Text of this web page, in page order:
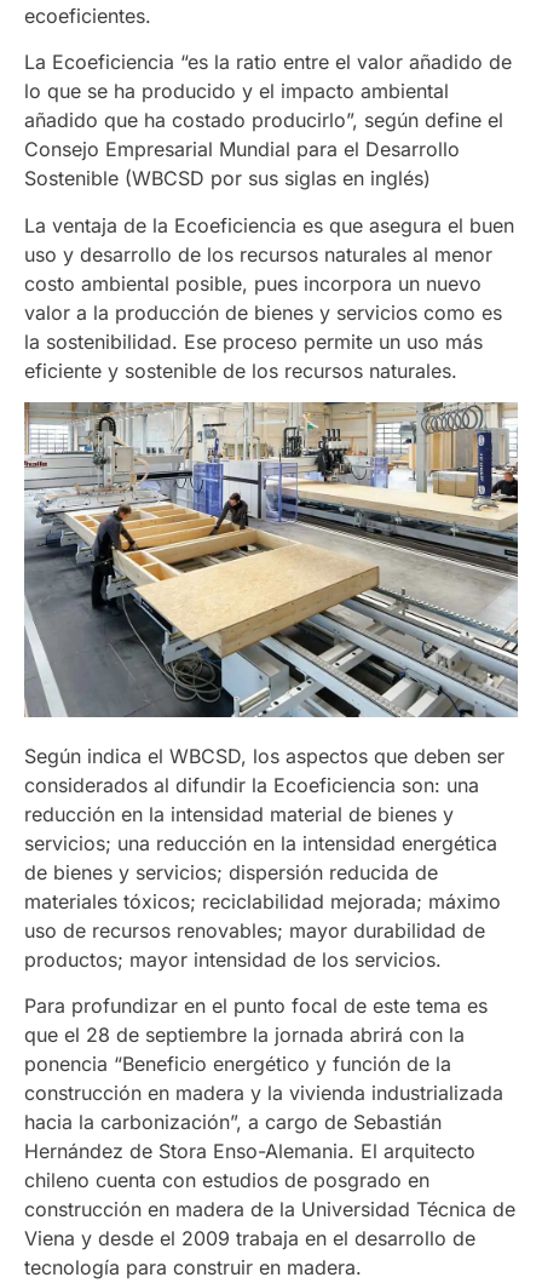
ecoeficientes.
La Ecoeficiencia “es la ratio entre el valor añadido de
lo que se ha producido y el impacto ambiental
añadido que ha costado producirlo”, según define el
Consejo Empresarial Mundial para el Desarrollo
Sostenible (WBCSD por sus siglas en inglés)
La ventaja de la Ecoeficiencia es que asegura el buen
uso y desarrollo de los recursos naturales al menor
costo ambiental posible, pues incorpora un nuevo
valor a la producción de bienes y servicios como es
la sostenibilidad. Ese proceso permite un uso más
eficiente y sostenible de los recursos naturales.
Según indica el WBCSD, los aspectos que deben ser
considerados al difundir la Ecoeficiencia son: una
reducción en la intensidad material de bienes y
servicios; una reducción en la intensidad energética
de bienes y servicios; dispersión reducida de
materiales tóxicos; reciclabilidad mejorada; máximo
uso de recursos renovables; mayor durabilidad de
productos; mayor intensidad de los servicios.
Para profundizar en el punto focal de este tema es
que el 28 de septiembre la jornada abrirá con la
ponencia “Beneficio energético y función de la
construcción en madera y la vivienda industrializada
hacia la carbonización”, a cargo de Sebastián
Hernández de Stora Enso-Alemania. El arquitecto
chileno cuenta con estudios de posgrado en
construcción en madera de la Universidad Técnica de
Viena y desde el 2009 trabaja en el desarrollo de
tecnología para construir en madera.